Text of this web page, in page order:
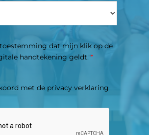
dat mijn klik op de
handtekening geldt."*
met de privacy verklaring